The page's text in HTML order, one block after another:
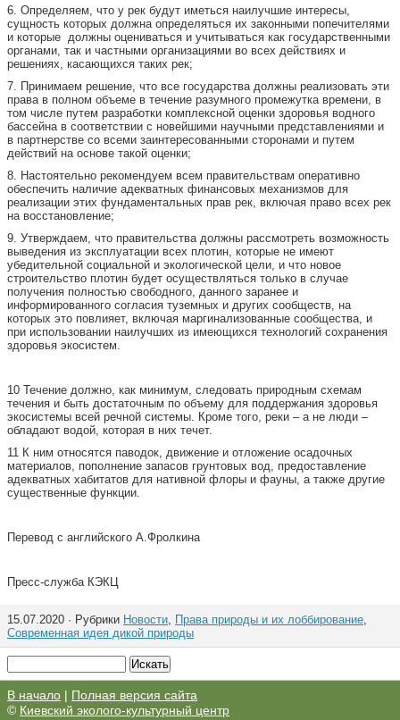
6. Определяем, что у рек будут иметься наилучшие интересы,
сущность которых должна определяться их законными попечителями
и которые должны оцениваться и учитываться как государственными
органами, так и частными организациями во всех действиях и
решениях, касающихся таких рек;
7. Принимаем решение, что все государства должны реализовать эти
права в полном объеме в течение разумного промежутка времени, в
том числе путем разработки комплексной оценки здоровья водного
бассейна в соответствии с новейшими научными представлениями и
в партнерстве со всеми заинтересованными сторонами и путем
действий на основе такой оценки;
8. Настоятельно рекомендуем всем правительствам оперативно
обеспечить наличие адекватных финансовых механизмов для
реализации этих фундаментальных прав рек, включая право всех рек
на восстановление;
9. Утверждаем, что правительства должны рассмотреть возможность
выведения из эксплуатации всех плотин, которые не имеют
убедительной социальной и экологической цели, и что новое
строительство плотин будет осуществляться только в случае
получения полностью свободного, данного заранее и
информированного согласия туземных и других сообществ, на
которых это повлияет, включая маргинализованные сообщества, и
при использовании наилучших из имеющихся технологий сохранения
здоровья экосистем.
10 Течение должно, как минимум, следовать природным схемам
течения и быть достаточным по объему для поддержания здоровья
экосистемы всей речной системы. Кроме того, реки – а не люди –
обладают водой, которая в них течет.
11 К ним относятся паводок, движение и отложение осадочных
материалов, пополнение запасов грунтовых вод, предоставление
адекватных хабитатов для нативной флоры и фауны, а также другие
существенные функции.
Перевод с английского А.Фролкина
Пресс-служба КЭКЦ
15.07.2020 · Рубрики Новости, Права природы и их лоббирование,
Современная идея дикой природы
В начало | Полная версия сайта
© Киевский эколого-культурный центр